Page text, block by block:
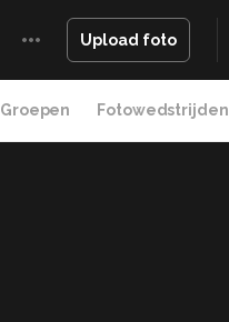
Upload foto
Groepen Fotowedstrijden